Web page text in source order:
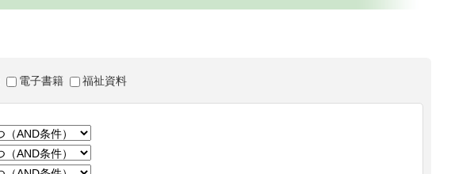
電子書籍 福祉資料